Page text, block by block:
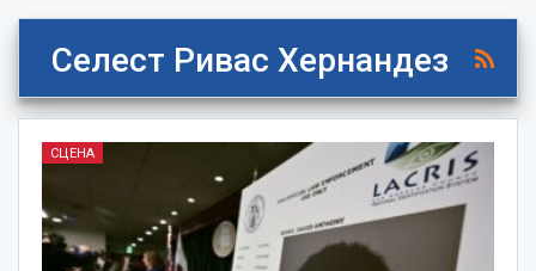
Селест Ривас Хернандез
СЦЕНА